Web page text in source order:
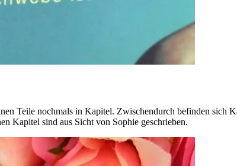
Teile nochmals in Kapitel. Zwischendurch befinden sich
Kapitel sind aus Sicht von Sophie geschrieben.